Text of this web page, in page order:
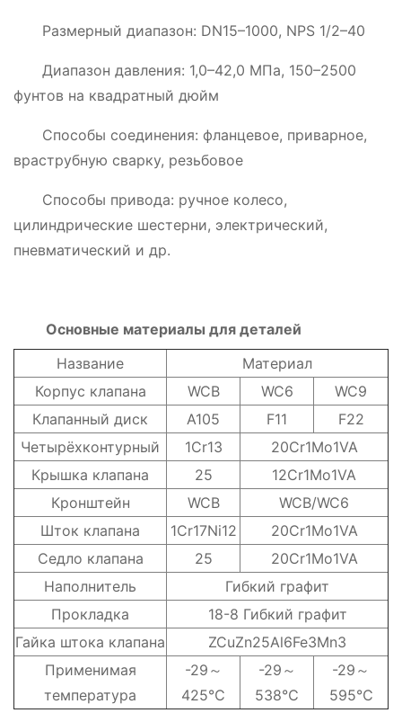
Размерный диапазон: DN15–1000, NPS 1/2–40
Диапазон давления: 1,0–42,0 МПа, 150–2500
фунтов на квадратный дюйм
Способы соединения: фланцевое, приварное,
враструбную сварку, резьбовое
Способы привода: ручное колесо,
цилиндрические шестерни, электрический,
пневматический и др.
Основные материалы для деталей
Название
Материал
Корпус клапана
WCB WC6
WC9
Клапанный диск
A105 F11
F22
Четырёхконтурный
1Cr13
20Cr1Mo1VA
Крышка клапана
25
12Cr1Mo1VA
Кронштейн
WCB
WCB/WC6
Шток клапана
1Cr17Ni12
20Cr1Mo1VA
Седло клапана
25
20Cr1Mo1VA
Наполнитель
Гибкий графит
Прокладка
18-8 Гибкий графит
Гайка штока клапана
ZCuZn25Al6Fe3Mn3
Применимая
температура
-29～
425℃
-29～
538℃
-29～
595℃